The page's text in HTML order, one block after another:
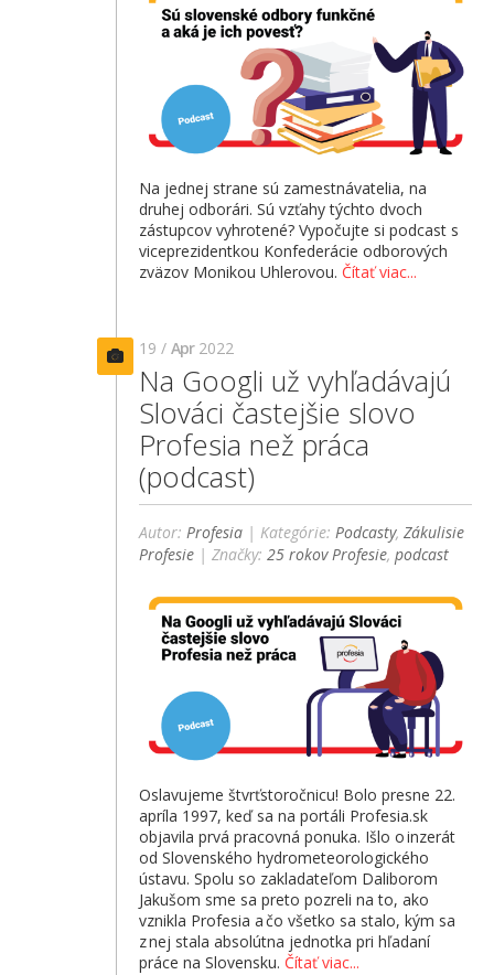
Na jednej strane sú zamestnávatelia, na
druhej odborári. Sú vzťahy týchto dvoch
zástupcov vyhrotené? Vypočujte si podcast s
viceprezidentkou Konfederácie odborových
zväzov Monikou Uhlerovou. Čítať viac...
19 /Apr 2022
Na Googli už vyhľadávajú
Slováci častejšie slovo
Profesia než práca
(podcast)
Autor:Profesia | Kategórie:Podcasty,Zákulisie
Profesie | Značky:25 rokov Profesie,podcast
Oslavujeme štvrťstoročnicu! Bolo presne 22.
apríla 1997, keď sa na portáli Profesia.sk
objavila prvá pracovná ponuka. Išlo o inzerát
od Slovenského hydrometeorologického
ústavu. Spolu so zakladateľom Daliborom
Jakušom sme sa preto pozreli na to, ako
vznikla Profesia a čo všetko sa stalo, kým sa
z nej stala absolútna jednotka pri hľadaní
práce na Slovensku. Čítať viac...